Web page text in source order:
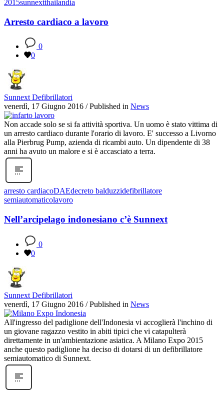
2015sunnextthailandia
Arresto cardiaco a lavoro
0
0
Sunnext Defibrillatori
venerdì, 17 Giugno 2016 / Published in News
Non accade solo se si fa attività sportiva. Un uomo è stato vittima di
un arresto cardiaco durante l'orario di lavoro. E' successo a Livorno
alla Pierbrug Pump, azienda di ricambi auto. Un dipendente di 38
anni ha avuto un malore e si è accasciato a terra.
arresto cardiacoDAEdecreto balduzzidefibrillatore
semiautomaticolavoro
Nell’arcipelago indonesiano c’è Sunnext
0
0
Sunnext Defibrillatori
venerdì, 17 Giugno 2016 / Published in News
All'ingresso del padiglione dell'Indonesia vi accoglierà l'inchino di
un giovane ragazzo vestito in abiti tipici che vi catapulterà
direttamente in un'ambientazione asiatica. A Milano Expo 2015
anche questo padiglione ha deciso di dotarsi di un defibrillatore
semiautomatico di Sunnext.